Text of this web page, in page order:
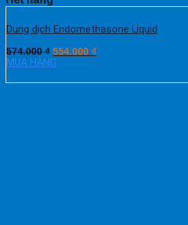
Dung dịch Endomethasone Liquid
574.000₫ 554.000 ₫
MUA HÀNG